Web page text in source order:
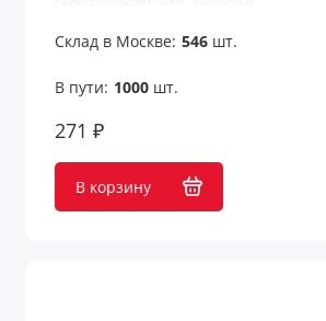
Склад в Москве: 546шт.
В пути: 1000шт.
271 ₽
В корзину